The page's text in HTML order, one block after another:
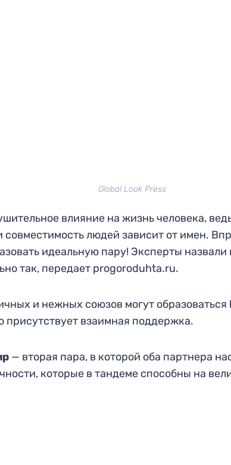
Global Look Press
влияние на жизнь человека,
совместимость людей зависит от имен.
идеальную пару! Эксперты назвали
так, передает progoroduhta.ru.
и нежных союзов могут образоваться
взаимная поддержка.
— вторая пара, в которой оба партнера
которые в тандеме способны на